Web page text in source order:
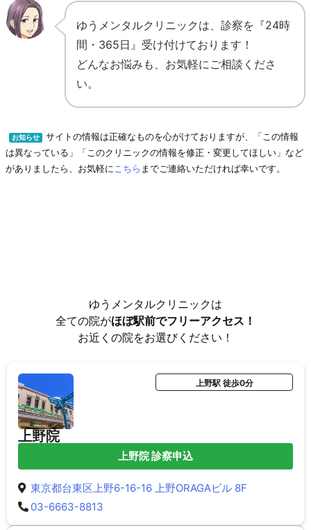
ゆうメンタルクリニックは、診察を『24時
間・365日』受け付けております！
どんなお悩みも、お気軽にご相談くださ
い。
お知らせ
サイトの情報は正確なものを心がけておりますが、「この情報
は異なっている」「このクリニックの情報を修正・変更してほしい」など
がありましたら、お気軽にこちら までご連絡いただければ幸いです。
ゆうメンタルクリニックは
全ての院がほぼ駅前でフリーアクセス！
お近くの院をお選びください！
上野院
上野駅 徒歩0分
上野院 診察申込
東京都台東区上野6-16-16 上野ORAGAビル 8F
03-6663-8813